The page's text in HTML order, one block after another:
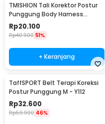
TMISHION Tali Korektor Postur
Punggung Body Harness
Posture Corrector - BBJ-16
Rp20.100
Rp40.900 51%
+ Keranjang
TaffSPORT Belt Terapi Koreksi
Postur Punggung M - Y112
Rp32.600
Rp59.900 46%